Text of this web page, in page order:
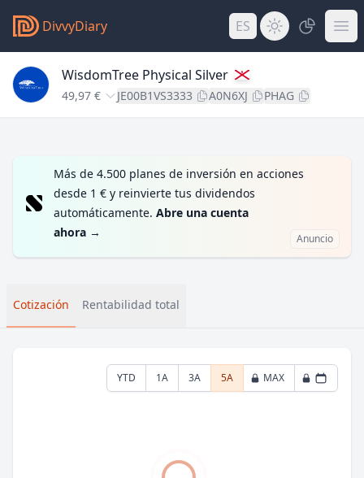
DivvyDiary ES
WisdomTree Physical Silver
49,97 € JE00B1VS3333 A0N6XJ PHAG
Más de 4.500 planes de inversión en acciones
desde 1 € y reinvierte tus dividendos
automáticamente. Abre una cuenta
ahora → Anuncio
Cotización Rentabilidad total
YTD 1A 3A 5A MAX